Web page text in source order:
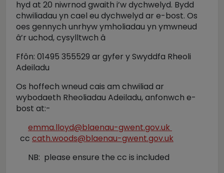
hyd at 20 niwrnod gwaith i’w dychwelyd. Bydd
chwiliadau yn cael eu dychwelyd ar e-bost. Os
oes gennych unrhyw ymholiadau yn ymwneud
â’r uchod, cysylltwch â
Ffôn: 01495 355529 ar gyfer y Swyddfa Rheoli
Adeiladu
Os hoffech wneud cais am chwiliad ar
wybodaeth Rheoliadau Adeiladu, anfonwch e-
bost at:-
emma.lloyd@blaenau-gwent.gov.uk
cc cath.woods@blaenau-gwent.gov.uk
NB: please ensure the cc is included